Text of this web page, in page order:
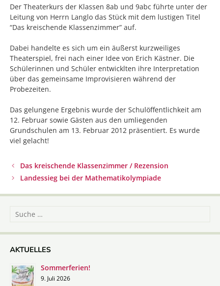
Der Theaterkurs der Klassen 8ab und 9abc führte unter der
Leitung von Herrn Langlo das Stück mit dem lustigen Titel
“Das kreischende Klassenzimmer” auf.
Dabei handelte es sich um ein äußerst kurzweiliges
Theaterspiel, frei nach einer Idee von Erich Kästner. Die
Schülerinnen und Schüler entwicklten ihre Interpretation
über das gemeinsame Improvisieren während der
Probezeiten.
Das gelungene Ergebnis wurde der Schulöffentlichkeit am
12. Februar sowie Gästen aus den umliegenden
Grundschulen am 13. Februar 2012 präsentiert. Es wurde
viel gelacht!
Beitrags-
Navigation
Das kreischende Klassenzimmer / Rezension
Landessieg bei der Mathematikolympiade
Suche
AKTUELLES
Sommerferien!
9. Juli 2026